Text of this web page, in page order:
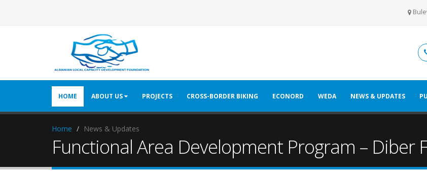
HOME ABOUT US PROJECTS CROSS-BORDER BIKING ECONORD WEDA NEWS & UPDATES
Home News & Updates
Functional Area Development Program – Diber